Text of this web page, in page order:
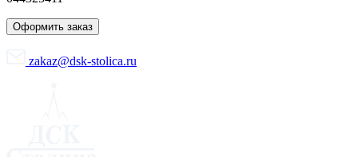
Оформить заказ
zakaz@dsk-stolica.ru